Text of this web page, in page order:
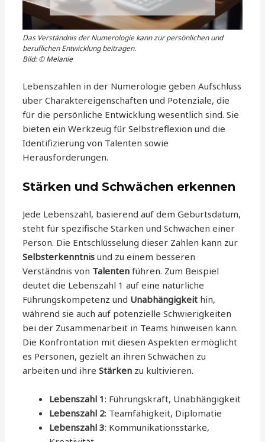
Das Verständnis der Numerologie kann zur persönlichen und
beruflichen Entwicklung beitragen.
Bild: © Melanie
Lebenszahlen in der Numerologie geben Aufschluss
über Charaktereigenschaften und Potenziale, die
für die persönliche Entwicklung wesentlich sind. Sie
bieten ein Werkzeug für Selbstreflexion und die
Identifizierung von Talenten sowie
Herausforderungen.
Stärken und Schwächen erkennen
Jede Lebenszahl, basierend auf dem Geburtsdatum,
steht für spezifische Stärken und Schwächen einer
Person. Die Entschlüsselung dieser Zahlen kann zur
Selbsterkenntnis und zu einem besseren
Verständnis von Talenten führen. Zum Beispiel
deutet die Lebenszahl 1 auf eine natürliche
Führungskompetenz und Unabhängigkeit hin,
während sie auch auf potenzielle Schwierigkeiten
bei der Zusammenarbeit in Teams hinweisen kann.
Die Konfrontation mit diesen Aspekten ermöglicht
es Personen, gezielt an ihren Schwächen zu
arbeiten und ihreStärken zu kultivieren.
Lebenszahl 1: Führungskraft, Unabhängigkeit
Lebenszahl 2: Teamfähigkeit, Diplomatie
Lebenszahl 3: Kommunikationsstärke,